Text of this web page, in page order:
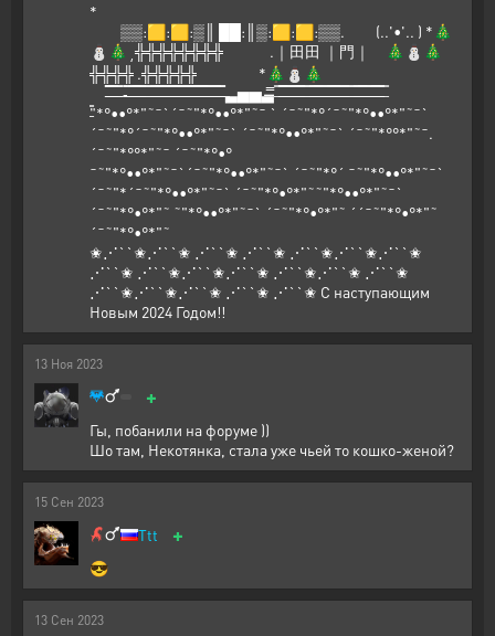
*
▒▒:🟨:🟨:▒║ ██:║▒:🟨:🟨:▒▒. (..'•'.. ) *🎄
⛄🎄˛╬╬╬╬╬╬╬╬ .｜田田 ｜門｜ 🎄⛄🎄
╬╬╬╬ .╬╬╬╬╬ *🎄⛄🎄
̶̶̶̶̿̿̿̿ ̶̶̿̿ ̶̿ ̶̿-̶̶̿̿ ̶̿ ̶̶̶̶̿̿̿̿ ̶̶̿̿ ̶̿ ̶̿ ̶̶̿̿ ̶̶̶̿̿̿ ̶̿ ̶̶̿̿ ̶̶̿̿ ̶̶̶̿̿̿ ̶̿ ̶̶̿̿ ̶̿ ̶̶̶̶̿̿̿̿ ̶̶̿̿ ̶̶̶̶̿̿̿̿ ̶̿ ̶̶̿̿ ̶̿ ̶̶̿̿ ̶▃▅▅▃̶̶̿̿ ̶̿ ̶̶̶̶̿̿̿̿ ̶̶̿̿ ̶̿ ̶̶̿̿ ̶̶̶̿̿̿ ̶̿ ̶̿ ̶̶̿̿ ̶̶̶̿̿̿ ̶̿ ̶̶̿̿ ̶̶̿̿ ̶̶̶̿̿̿ ̶̿ ̶̶̿̿ ̶̿ ̶̿ ̶̶̿̿ ̶̶̶̿̿̿ ̶̿ ̶̶̿̿ ̶̶̶̶̿̿̿̿ ̶̶̿̿ ̶̿
̶̿"*°••°*"˜¯`´¯˜"*°••°*"˜¯ ` ´¯˜"*°´¯˜"*°••°*"˜¯`
´¯˜"*°´¯˜"*°••°*"˜¯` ´¯˜"*°••°*"˜¯` ´¯˜"*°°*"˜¯.
´¯˜"*°°*"˜¯ ´¯˜"*°•°
¯˜"*°••°*"˜¯`´¯˜"*°••°*"˜¯` ´¯˜"*°´ ¯˜"*°••°*"˜¯`
´¯˜"*´¯˜"*°••°*"˜¯` ´¯˜"*°•°*"˜˜"*°••°*"˜¯`
´¯˜"*°•°*"˜ ˜"*°••°*"˜¯` ´¯˜"*°•°*"˜ ´´¯˜"*°•°*"˜
´¯˜"*°•°*"˜
✬⋰``✬⋰``✬ ⋰``✬ ⋰``✬ ⋰``✬⋰``✬⋰``✬
⋰``✬ ⋰``✬⋰``✬⋰``✬ ⋰``✬⋰``✬ ⋰``✬
⋰``✬⋰``✬⋰``✬ ⋰``✬ ⋰``✬ С наступающим
Новым 2024 Годом!!
13 Ноя 2023
+
Гы, побанили на форуме ))
Шо там, Некотянка, стала уже чьей то кошко-женой?
15 Сен 2023
Ttt +
😎
13 Сен 2023